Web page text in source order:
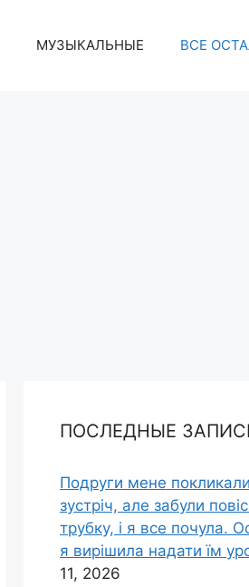
МУЗЫКАЛЬНЫЕ ВСЕ
ПОСЛЕДНЫЕ
Подруги мене
зустріч, але забули
трубку, і я все почула.
я вирішила надати їм
11, 2026